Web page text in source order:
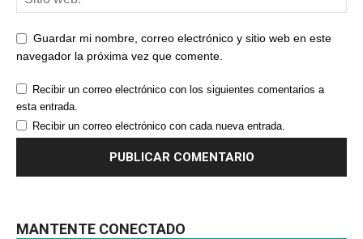
Guardar mi nombre, correo electrónico y sitio web en este
navegador la próxima vez que comente.
Recibir un correo electrónico con los siguientes comentarios a
esta entrada.
Recibir un correo electrónico con cada nueva entrada.
MANTENTE CONECTADO